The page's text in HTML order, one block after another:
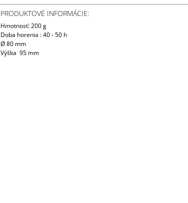
PRODUKTOVÉ INFORMÁCIE:
Hmotnosť: 200 g
Doba horenia : 40 - 50 h
Ø 80 mm
Výška 95 mm